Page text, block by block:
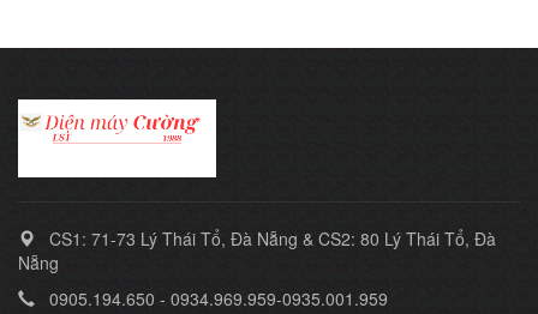
CS1: 71-73 Lý Thái Tổ, Đà Nẵng & CS2: 80 Lý Thái Tổ, Đà
Nẵng
0905.194.650 - 0934.969.959-0935.001.959